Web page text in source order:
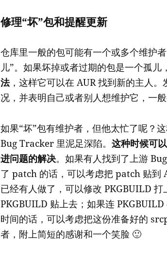
修理“坏”包和提醒更新
仓库里一般的包可能有一个或多个维护
儿”。如果坏掉或者过期的包是一个孤儿，
法，这样它可以在 AUR 找到新的主人
况，并表明自己或者别人想维护它，一般
如果“坏”包有维护者，但他太忙了呢？
Bug Tracker 里泥足深陷。这种时候可
进问题的解决。如果有人找到了上游
了 patch 的话，可以考虑把 patch 贴
已经有人做了，可以修改 PKGBUILD
PKGBUILD 贴上去；如果连
时间的话，可以考虑把这份准备好的
者，附上简短的感谢和一个笑脸 🙂